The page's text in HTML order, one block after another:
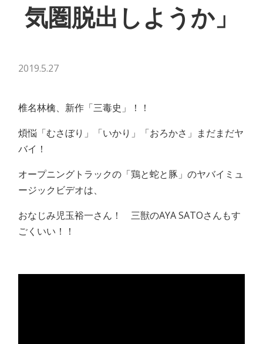
気圏脱出しようか」
2019.5.27
椎名林檎、新作「三毒史」！！
煩悩「むさぼり」「いかり」「おろかさ」まだまだヤ
バイ！
オープニングトラックの「鶏と蛇と豚」のヤバイミュ
ージックビデオは、
おなじみ児玉裕一さん！ 三獣のAYA SATOさんもす
ごくいい！！